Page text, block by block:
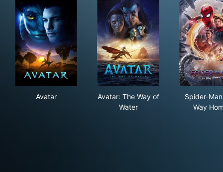
Avatar
Avatar: The Way of
Water
Spider-
Way